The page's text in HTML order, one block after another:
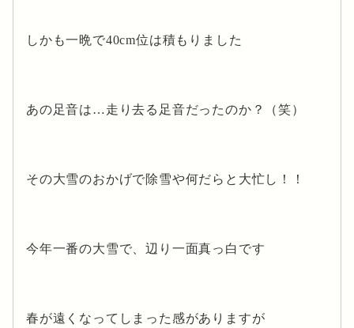
しかも一晩で40cm位は積もりました
あの足音は…走り去る足音だったのか？（笑）
その大雪のおかげで除雪や何だらと大忙し！！
今年一番の大雪で、辺り一面真っ白です
春が遠くなってしまった感がありますが